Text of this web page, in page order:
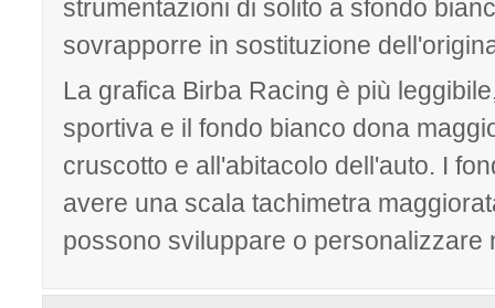
strumentazioni di solito a sfondo
sovrapporre in sostituzione
La grafica Birba Racing è più
sportiva e il fondo bianco dona
cruscotto e all'abitacolo dell'auto. I
avere una scala tachimetra
possono sviluppare o personalizzare